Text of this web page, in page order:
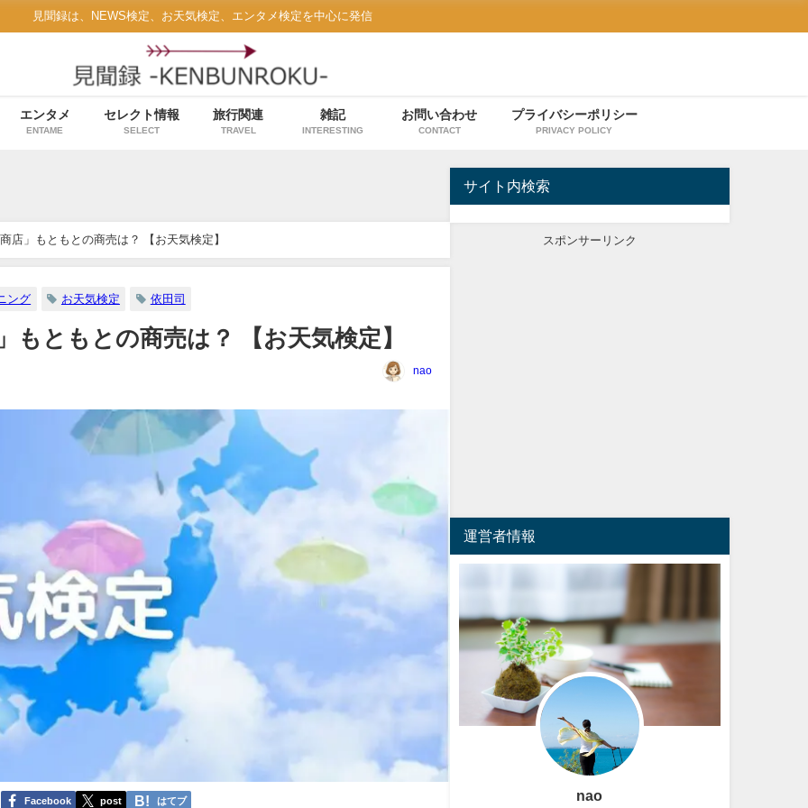
見聞録は、NEWS検定、お天気検定、エンタメ検定を中心に発信
エンタメ
ENTAME
セレクト情報
SELECT
旅行関連
TRAVEL
雑記
INTERESTING
お問い合わせ
CONTACT
プライバシーポリシー
PRIVACY POLICY
店」もともとの商売は？ 【お天気検定】
ング お天気検定 依田司
もともとの商売は？ 【お天気検定】
nao
Facebook post はてブ
サイト内検索
スポンサーリンク
運営者情報
nao